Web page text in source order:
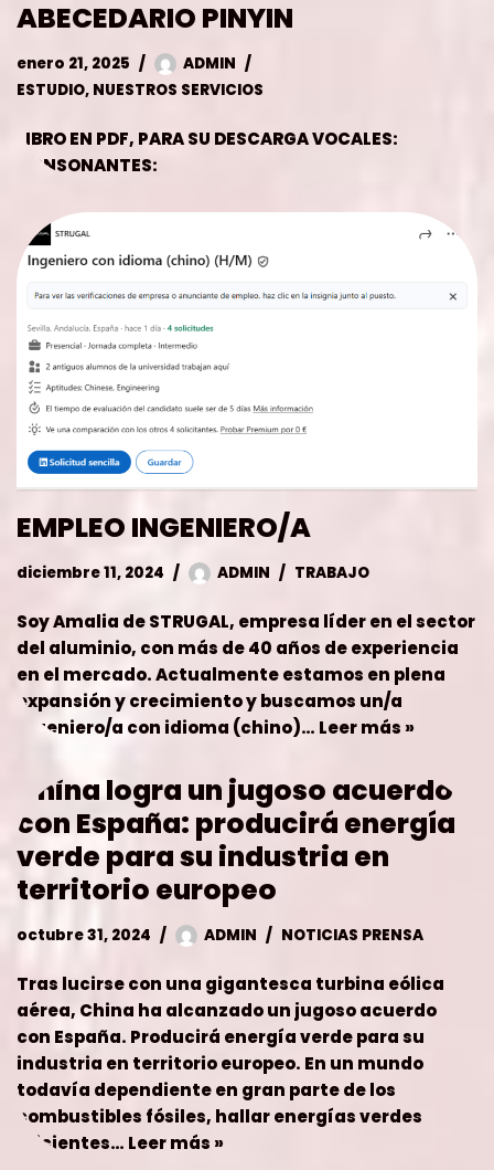
CONSONANTES:
EMPLEO INGENIERO/A
diciembre 11, 2024 ADMIN TRABAJO
Soy Amalia de STRUGAL, empresa líder en el sector
del aluminio, con más de 40 años de experiencia
en el mercado. Actualmente estamos en plena
expansión y crecimiento y buscamos un/a
ingeniero/a con idioma (chino)…Leer más »
China logra un jugoso acuerdo
con España: producirá energía
verde para su industria en
territorio europeo
octubre 31, 2024 ADMIN NOTICIAS PRENSA
Tras lucirse con una gigantesca turbina eólica
aérea, China ha alcanzado un jugoso acuerdo
con España. Producirá energía verde para su
industria en territorio europeo. En un mundo
todavía dependiente en gran parte de los
eficientes…Leer más »
España abre sus puertas a
China mientras se avecina una
guerra comercial europea